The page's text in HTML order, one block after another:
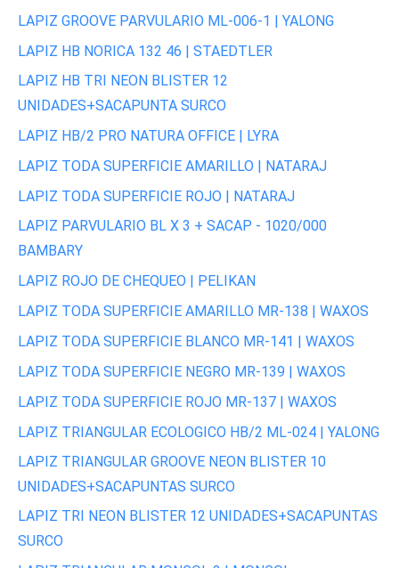
LAPIZ GROOVE PARVULARIO ML-006-1 | YALONG
LAPIZ HB NORICA 132 46 | STAEDTLER
LAPIZ HB TRI NEON BLISTER 12
UNIDADES+SACAPUNTA SURCO
LAPIZ HB/2 PRO NATURA OFFICE | LYRA
LAPIZ TODA SUPERFICIE AMARILLO | NATARAJ
LAPIZ TODA SUPERFICIE ROJO | NATARAJ
LAPIZ PARVULARIO BL X 3 + SACAP - 1020/000
BAMBARY
LAPIZ ROJO DE CHEQUEO | PELIKAN
LAPIZ TODA SUPERFICIE AMARILLO MR-138 | WAXOS
LAPIZ TODA SUPERFICIE BLANCO MR-141 | WAXOS
LAPIZ TODA SUPERFICIE NEGRO MR-139 | WAXOS
LAPIZ TODA SUPERFICIE ROJO MR-137 | WAXOS
LAPIZ TRIANGULAR ECOLOGICO HB/2 ML-024 | YALONG
LAPIZ TRIANGULAR GROOVE NEON BLISTER 10
UNIDADES+SACAPUNTAS SURCO
LAPIZ TRI NEON BLISTER 12 UNIDADES+SACAPUNTAS
SURCO